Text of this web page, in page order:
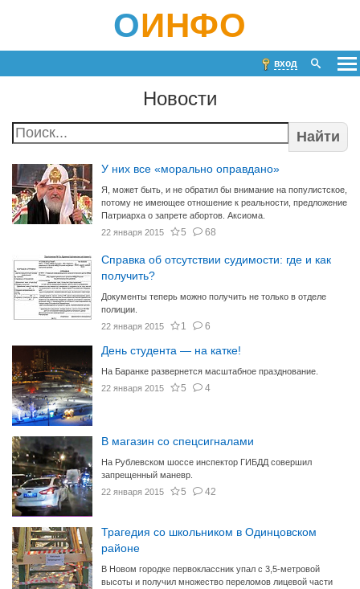
ОИНФО
вход
Новости
Найти
У них все «морально оправдано»
Я, может быть, и не обратил бы внимание на популистское,
потому не имеющее отношение к реальности, предложение
Патриарха о запрете абортов. Аксиома.
22 января 2015
5 68
Справка об отсутствии судимости: где и как
получить?
Документы теперь можно получить не только в отделе
полиции.
22 января 2015
1 6
День студента — на катке!
На Баранке развернется масштабное празднование.
22 января 2015
5 4
В магазин со спецсигналами
На Рублевском шоссе инспектор ГИБДД совершил
запрещенный маневр.
22 января 2015
5 42
Трагедия со школьником в Одинцовском
районе
В Новом городке первоклассник упал с 3,5-метровой
высоты и получил множество переломов лицевой части